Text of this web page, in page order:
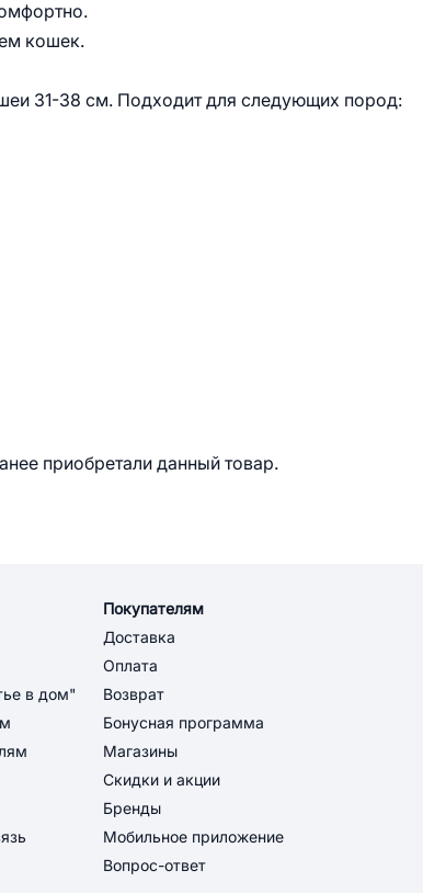
кошек.
31-38 см. Подходит для следующих пород:
приобретали данный товар.
в дом"
Покупателям
Доставка
Оплата
Возврат
Бонусная программа
Магазины
Скидки и акции
Бренды
Мобильное приложение
Вопрос-ответ